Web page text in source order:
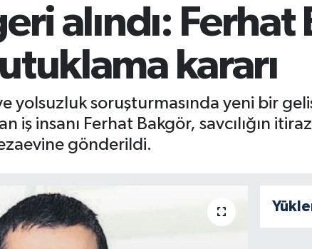
alındı:
kararı
yolsuzluk soruşturmasında yeni bir
iş insanı Ferhat Bakgör, savcılığın
gönderildi.